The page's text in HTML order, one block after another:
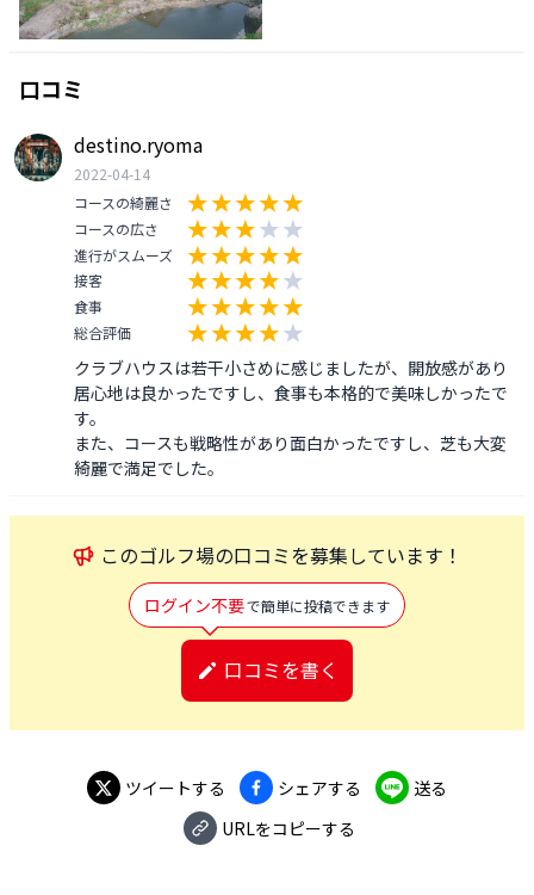
口コミ
destino.ryoma
2022-04-14
コースの綺麗さ
コースの広さ
進行がスムーズ
接客
食事
総合評価
クラブハウスは若干小さめに感じましたが、開放感があり
居心地は良かったですし、食事も本格的で美味しかったで
す。
また、コースも戦略性があり面白かったですし、芝も大変
綺麗で満足でした。
このゴルフ場の口コミを募集しています！
ログイン不要で簡単に投稿できます
口コミを書く
ツイートする シェアする
送る
URLをコピーする